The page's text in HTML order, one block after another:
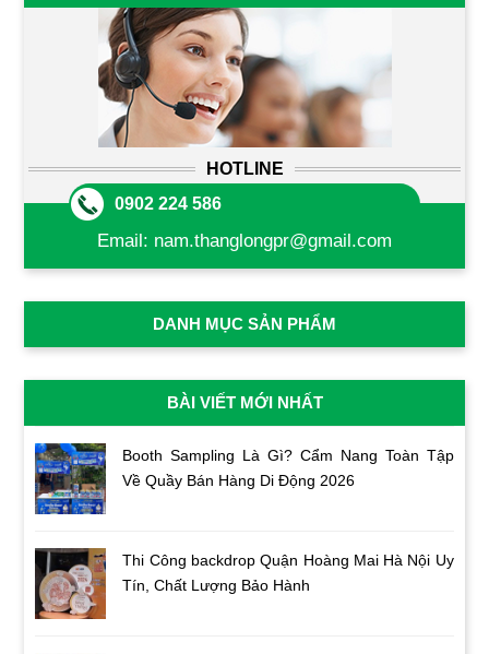
HOTLINE
0902 224 586
Email: nam.thanglongpr@gmail.com
DANH MỤC SẢN PHẨM
BÀI VIẾT MỚI NHẤT
Booth Sampling Là Gì? Cẩm Nang Toàn Tập
Về Quầy Bán Hàng Di Động 2026
Thi Công backdrop Quận Hoàng Mai Hà Nội Uy
Tín, Chất Lượng Bảo Hành